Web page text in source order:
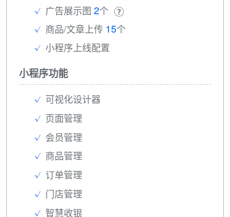
广告展示图 2个
商品/文章上传 15个
小程序上线配置
小程序功能
可视化设计器
页面管理
会员管理
商品管理
订单管理
门店管理
智慧收银